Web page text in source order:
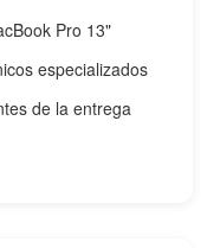
Pro 13"
especializados
de la entrega